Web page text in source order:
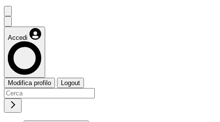
Accedi
Modifica profilo Logout